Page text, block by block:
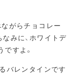
がらチョコレー
みに、ホワイトデ
すよ。
バレンタインです